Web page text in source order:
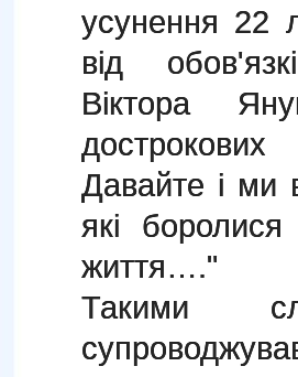
усунення 22
від
Віктора
дострокових
Давайте і ми
які
життя…."
Такими